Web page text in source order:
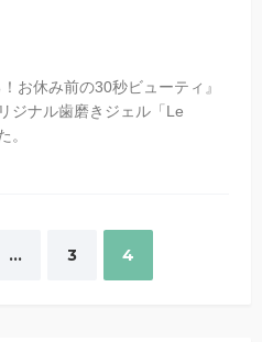
お休み前の30秒ビューティ』
ジナル歯磨きジェル「Le
。
ョン
… 3 4